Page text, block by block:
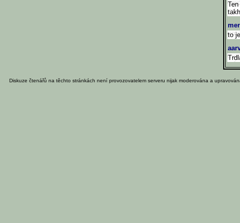
to
Diskuze čtenářů na těchto stránkách není provozovatelem serveru nijak moderována a